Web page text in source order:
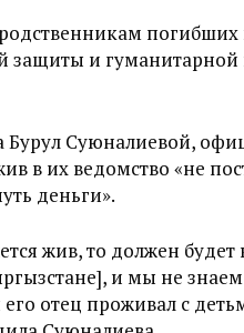
погибших
защиты и
Суюналиевой,
в их ведомство «не
деньги».
жив, то должен будет
и мы не
отец проживал с